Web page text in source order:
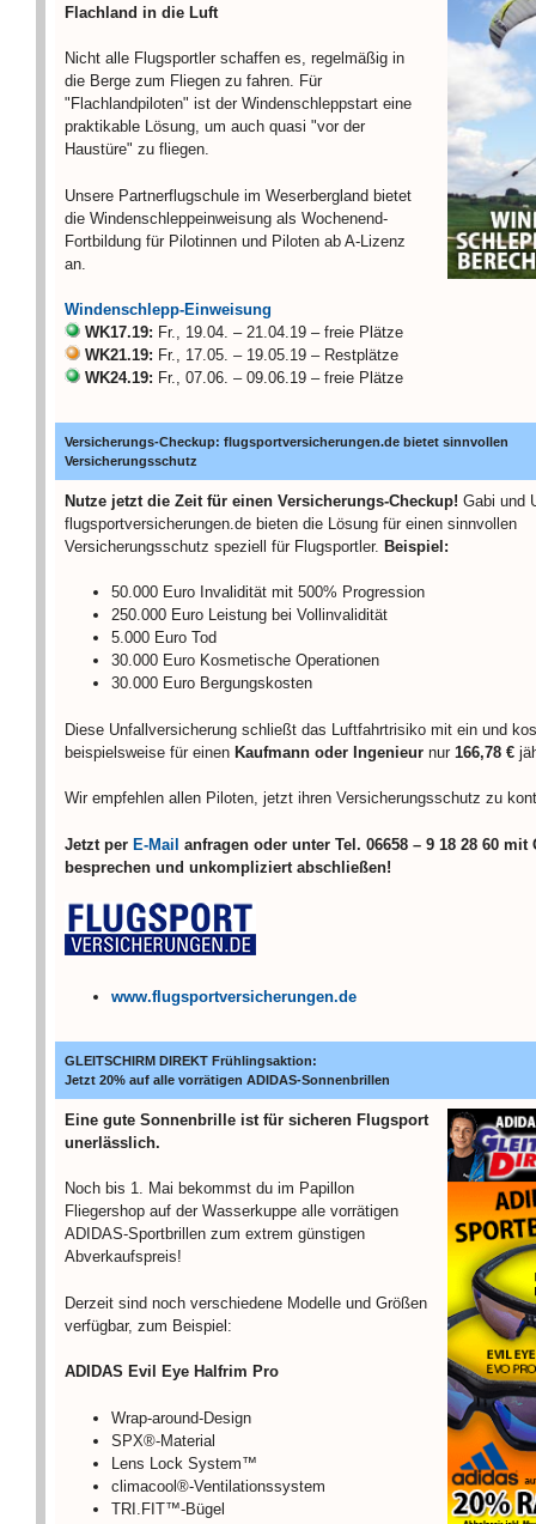
Flachland in die Luft
Nicht alle Flugsportler schaffen es, regelmäßig in
die Berge zum Fliegen zu fahren. Für
"Flachlandpiloten" ist der Windenschleppstart eine
praktikable Lösung, um auch quasi "vor der
Haustüre" zu fliegen.
Unsere Partnerflugschule im Weserbergland bietet
die Windenschleppeinweisung als Wochenend-
Fortbildung für Pilotinnen und Piloten ab A-Lizenz
an.
Windenschlepp-Einweisung
WK17.19: Fr., 19.04. – 21.04.19 – freie Plätze
WK21.19: Fr., 17.05. – 19.05.19 – Restplätze
WK24.19: Fr., 07.06. – 09.06.19 – freie Plätze
Versicherungs-Checkup: flugsportversicherungen.de bietet sinnvollen
Versicherungsschutz
Nutze jetzt die Zeit für einen Versicherungs-Checkup! Gabi und
flugsportversicherungen.de bieten die Lösung für einen sinnvollen
Versicherungsschutz speziell für Flugsportler. Beispiel:
50.000 Euro Invalidität mit 500% Progression
250.000 Euro Leistung bei Vollinvalidität
5.000 Euro Tod
30.000 Euro Kosmetische Operationen
30.000 Euro Bergungskosten
Diese Unfallversicherung schließt das Luftfahrtrisiko mit ein und
beispielsweise für einen Kaufmann oder Ingenieur nur 166,78 €
Wir empfehlen allen Piloten, jetzt ihren Versicherungsschutz zu
Jetzt per E-Mail anfragen oder unter Tel. 06658 – 9 18 28 60 mit
besprechen und unkompliziert abschließen!
www.flugsportversicherungen.de
GLEITSCHIRM DIREKT Frühlingsaktion:
Jetzt 20% auf alle vorrätigen ADIDAS-Sonnenbrillen
Eine gute Sonnenbrille ist für sicheren Flugsport
unerlässlich.
Noch bis 1. Mai bekommst du im Papillon
Fliegershop auf der Wasserkuppe alle vorrätigen
ADIDAS-Sportbrillen zum extrem günstigen
Abverkaufspreis!
Derzeit sind noch verschiedene Modelle und Größen
verfügbar, zum Beispiel:
ADIDAS Evil Eye Halfrim Pro
Wrap-around-Design
SPX®-Material
Lens Lock System™
climacool®-Ventilationssystem
TRI.FIT™-Bügel